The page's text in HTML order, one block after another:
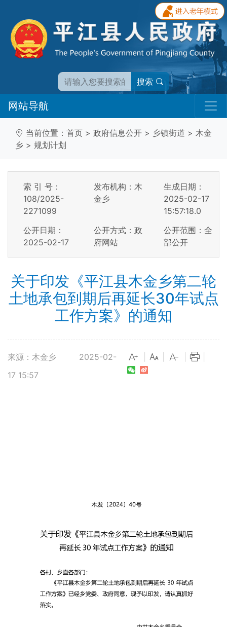
搜索
网站导航
当前位置： 首页 > 政府信息公开 > 乡镇街道 > 木金
乡 > 规划计划
索 引 号：
108/2025-
2271099
发布机构：木
金乡
生成日期：
2025-02-17
15:57:18.0
公开日期：
2025-02-17
公开方式：政
府网站
公开范围：全
部公开
关于印发《平江县木金乡第二轮
土地承包到期后再延长30年试点
工作方案》的通知
来源：木金乡
2025-02-
17 15:57